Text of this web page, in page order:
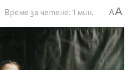
Време за четене: 1 мин. AA